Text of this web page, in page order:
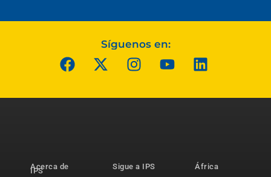
Síguenos en:
Acerca de
IPS
Sigue a IPS
África